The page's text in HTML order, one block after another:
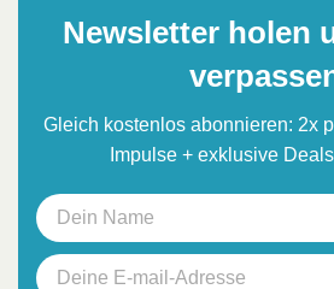
Newsletter holen
Gleich kostenlos abonnieren: 2x
Impulse + exklusive